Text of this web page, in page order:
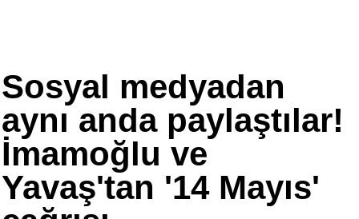
Sosyal medyadan
aynı anda paylaştılar!
İmamoğlu ve
Yavaş'tan '14 Mayıs'